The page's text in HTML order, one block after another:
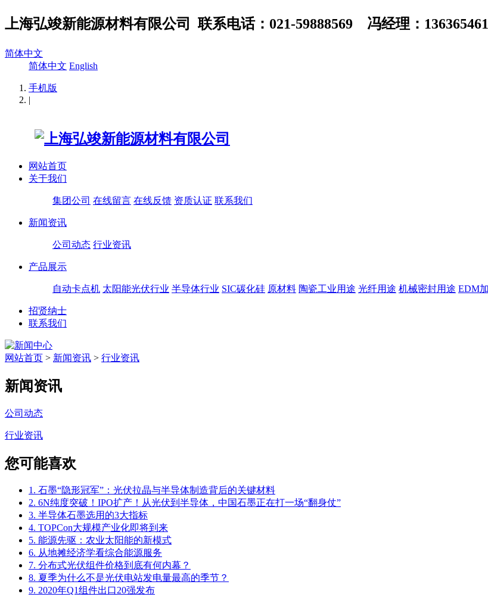
上海弘竣新能源材料有限公司 联系电话：021-59888569 冯经理：
简体中文
简体中文 English
手机版
|
网站首页
关于我们
集团公司 在线留言 在线反馈 资质认证 联系我们
新闻资讯
公司动态 行业资讯
产品展示
自动卡点机 太阳能光伏行业 半导体行业 SIC碳化硅 原材料 陶瓷工业用途 光纤用途 机械密封用途 EDM
招贤纳士
联系我们
网站首页 > 新闻资讯 > 行业资讯
新闻资讯
公司动态
行业资讯
您可能喜欢
1. 石墨“隐形冠军”：光伏拉晶与半导体制造背后的关键材料
2. 6N纯度突破！IPO扩产！从光伏到半导体，中国石墨正在打一场“翻身仗”
3. 半导体石墨选用的3大指标
4. TOPCon大规模产业化即将到来
5. 能源先驱：农业太阳能的新模式
6. 从地摊经济学看综合能源服务
7. 分布式光伏组件价格到底有何内幕？
8. 夏季为什么不是光伏电站发电量最高的季节？
9. 2020年Q1组件出口20强发布